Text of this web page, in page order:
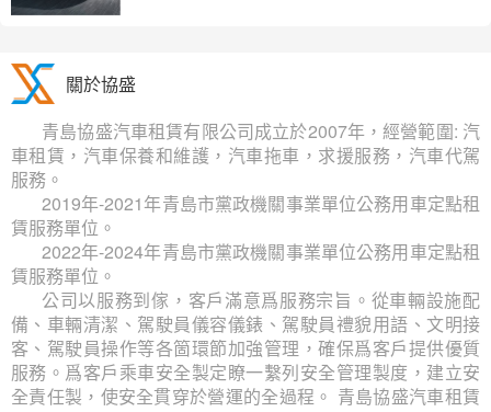
關於協盛
青島協盛汽車租賃有限公司成立於2007年，經營範圍: 汽
車租賃，汽車保養和維護，汽車拖車，求援服務，汽車代駕
服務。
2019年-2021年青島市黨政機關事業單位公務用車定點租
賃服務單位。
2022年-2024年青島市黨政機關事業單位公務用車定點租
賃服務單位。
公司以服務到傢，客戶滿意爲服務宗旨。從車輛設施配
備、車輛清潔、駕駛員儀容儀錶、駕駛員禮貌用語、文明接
客、駕駛員操作等各箇環節加強管理，確保爲客戶提供優質
服務。爲客戶乘車安全製定瞭一繫列安全管理製度，建立安
全責任製，使安全貫穿於營運的全過程。 青島協盛汽車租賃